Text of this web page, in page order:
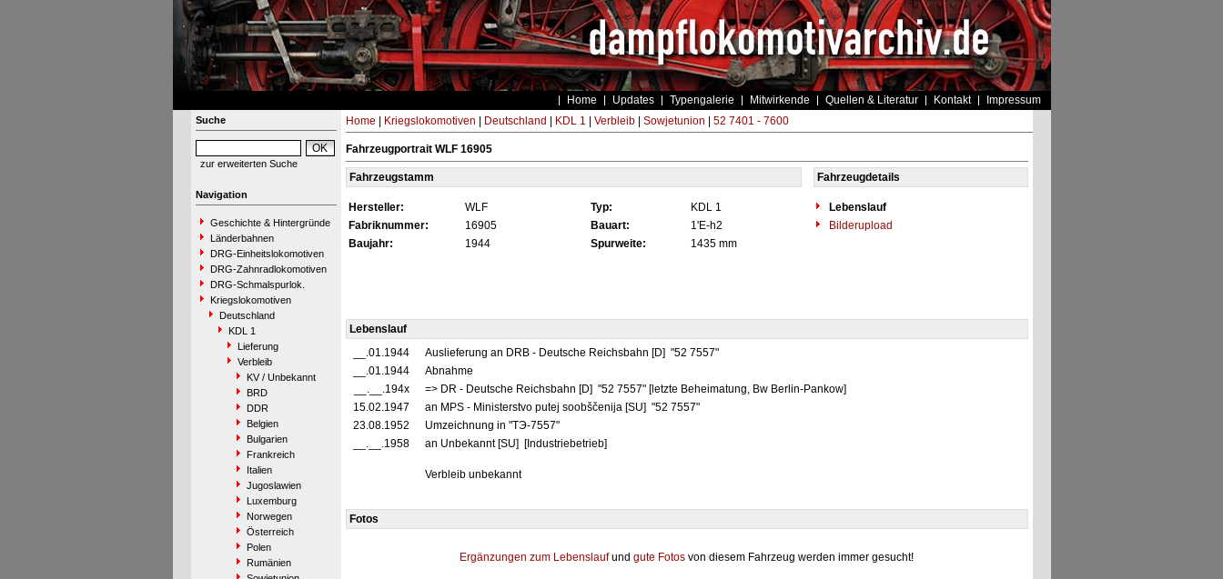
Home Updates Typengalerie Mitwirkende Quellen & Literatur Kontakt Impressum
Suche
zur erweiterten Suche
Navigation
Geschichte & Hintergründe
Länderbahnen
DRG-Einheitslokomotiven
DRG-Zahnradlokomotiven
DRG-Schmalspurlok.
Kriegslokomotiven
Deutschland
KDL 1
Lieferung
Verbleib
KV / Unbekannt
BRD
DDR
Belgien
Bulgarien
Frankreich
Italien
Jugoslawien
Luxemburg
Norwegen
Österreich
Polen
Rumänien
Home Kriegslokomotiven Deutschland KDL 1 Verbleib| Sowjetunion 52 7401 - 7600
Fahrzeugportrait WLF 16905
Fahrzeugstamm Fahrzeugdetails
Hersteller: WLF Typ: KDL 1
Lebenslauf
Fabriknummer:
16905 Bauart: 1'E-h2
Bilderupload
Baujahr:
1944 Spurweite: 1435 mm
Lebenslauf
__.01.1944
Auslieferung an DRB - Deutsche Reichsbahn [D] "52 7557"
__.01.1944
Abnahme
__.__.194x
=> DR - Deutsche Reichsbahn [D] "52 7557" [letzte Beheimatung, Bw Berlin-Pankow]
15.02.1947
an MPS - Ministerstvo putej soobščenija [SU] "52 7557"
23.08.1952
Umzeichnung in "TЭ-7557"
__.__.1958
an Unbekannt [SU] [Industriebetrieb]
Verbleib unbekannt
Fotos
Ergänzungen zum Lebenslaufund gute Fotos von diesem Fahrzeug werden immer gesucht!